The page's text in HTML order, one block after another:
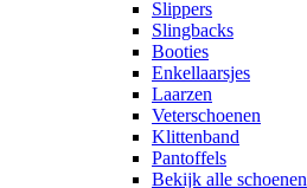
Slippers
Slingbacks
Booties
Enkellaarsjes
Laarzen
Veterschoenen
Klittenband
Pantoffels
Bekijk alle schoenen